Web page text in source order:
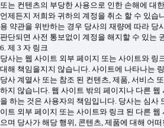
또는 컨텐츠의 부당한 사용으로 인한 손해에 대
언제든지 저희와 귀하의 계정을 취소 할 수 있습
용 약관을 위반하는 경우 당사의 재량에 따라 당
판단되면 사전 통보없이 계정을 해지할 수 있는
6. 제 3 자 링크
당사는 웹 사이트 외부 페이지 또는 사이트와 링
대해 책임을지지 않습니다. 사이트에 나타나는
당사 계열사 또는 참조 된 컨텐츠, 제품, 서비스
하지 않습니다. 웹 사이트 밖의 페이지나 다른 웹
을 하는 것은 사용자의 책임입니다. 당사는 심사
이트 외부 페이지 또는 사이트와 링크 된 다른
으며 당사가 해당 행위, 콘텐츠, 제품에 대해 어